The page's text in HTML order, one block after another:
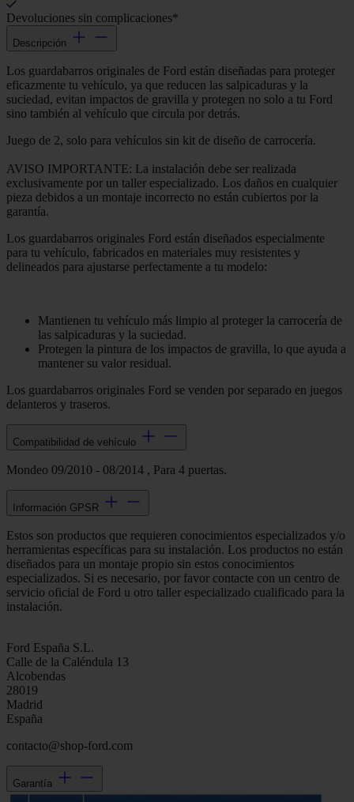
Devoluciones sin complicaciones*
Descripción
Los guardabarros originales de Ford están diseñadas para proteger
eficazmente tu vehículo, ya que reducen las salpicaduras y la
suciedad, evitan impactos de gravilla y protegen no solo a tu Ford
sino también al vehículo que circula por detrás.
Juego de 2, solo para vehículos sin kit de diseño de carrocería.
AVISO IMPORTANTE: La instalación debe ser realizada
exclusivamente por un taller especializado. Los daños en cualquier
pieza debidos a un montaje incorrecto no están cubiertos por la
garantía.
Los guardabarros originales Ford están diseñados especialmente
para tu vehículo, fabricados en materiales muy resistentes y
delineados para ajustarse perfectamente a tu modelo:
Mantienen tu vehículo más limpio al proteger la carrocería de
las salpicaduras y la suciedad.
Protegen la pintura de los impactos de gravilla, lo que ayuda a
mantener su valor residual.
Los guardabarros originales Ford se venden por separado en juegos
delanteros y traseros.
Compatibilidad de vehículo
Mondeo 09/2010 - 08/2014 , Para 4 puertas.
Información GPSR
Estos son productos que requieren conocimientos especializados y/o
herramientas específicas para su instalación. Los productos no están
diseñados para un montaje propio sin estos conocimientos
especializados. Si es necesario, por favor contacte con un centro de
servicio oficial de Ford u otro taller especializado cualificado para la
instalación.
Ford España S.L.
Calle de la Caléndula 13
Alcobendas
28019
Madrid
España
contacto@shop-ford.com
Garantía